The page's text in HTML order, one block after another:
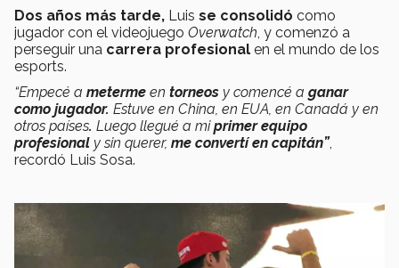
Dos años más tarde, Luis se consolidó como
jugador con el videojuego Overwatch, y comenzó a
perseguir una carrera profesional en el mundo de los
esports.
“Empecé a meterme en torneos y comencé a ganar
como jugador. Estuve en China, en EUA, en Canadá y en
otros países. Luego llegué a mi primer equipo
profesional y sin querer, me convertí en capitán”,
recordó Luis Sosa.